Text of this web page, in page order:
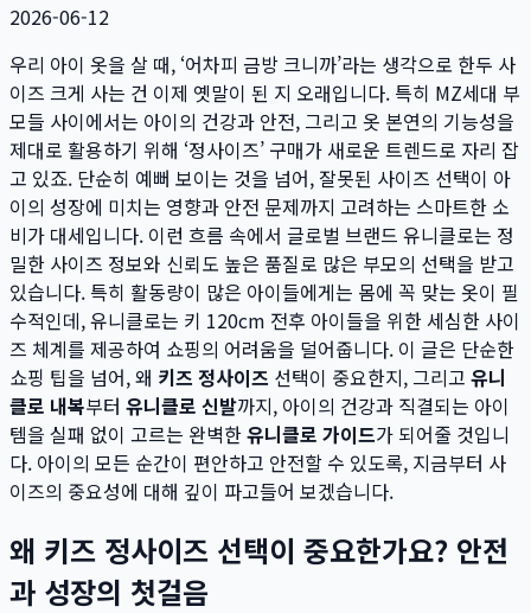
2026-06-12
우리 아이 옷을 살 때, ‘어차피 금방 크니까’라는 생각으로 한두 사
이즈 크게 사는 건 이제 옛말이 된 지 오래입니다. 특히 MZ세대 부
모들 사이에서는 아이의 건강과 안전, 그리고 옷 본연의 기능성을
제대로 활용하기 위해 ‘정사이즈’ 구매가 새로운 트렌드로 자리 잡
고 있죠. 단순히 예뻐 보이는 것을 넘어, 잘못된 사이즈 선택이 아
이의 성장에 미치는 영향과 안전 문제까지 고려하는 스마트한 소
비가 대세입니다. 이런 흐름 속에서 글로벌 브랜드 유니클로는 정
밀한 사이즈 정보와 신뢰도 높은 품질로 많은 부모의 선택을 받고
있습니다. 특히 활동량이 많은 아이들에게는 몸에 꼭 맞는 옷이 필
수적인데, 유니클로는 키 120cm 전후 아이들을 위한 세심한 사이
즈 체계를 제공하여 쇼핑의 어려움을 덜어줍니다. 이 글은 단순한
쇼핑 팁을 넘어, 왜 키즈 정사이즈 선택이 중요한지, 그리고 유니
클로 내복부터 유니클로 신발까지, 아이의 건강과 직결되는 아이
템을 실패 없이 고르는 완벽한유니클로 가이드가 되어줄 것입니
다. 아이의 모든 순간이 편안하고 안전할 수 있도록, 지금부터 사
이즈의 중요성에 대해 깊이 파고들어 보겠습니다.
왜 키즈 정사이즈 선택이 중요한가요? 안전
과 성장의 첫걸음